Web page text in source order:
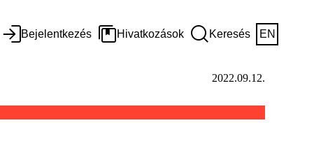
Bejelentkezés Hivatkozások Keresés EN
2022.09.12.